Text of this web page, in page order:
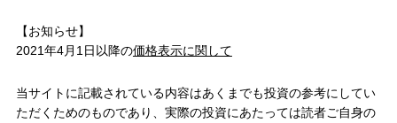
【お知らせ】
2021年4月1日以降の価格表示に関して
当サイトに記載されている内容はあくまでも投資の参考にしてい
ただくためのものであり、実際の投資にあたっては読者ご自身の